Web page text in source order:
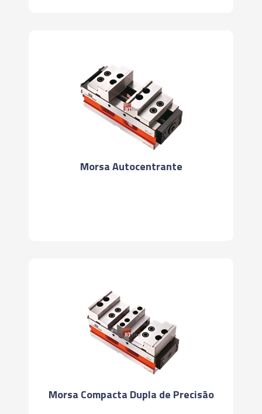
Morsa Autocentrante
Morsa Compacta Dupla de Precisão